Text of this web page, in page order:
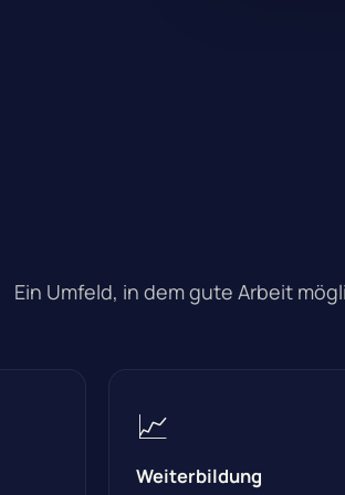
Ein Umfeld, in dem gute Arbeit
📈
Weiterbildung